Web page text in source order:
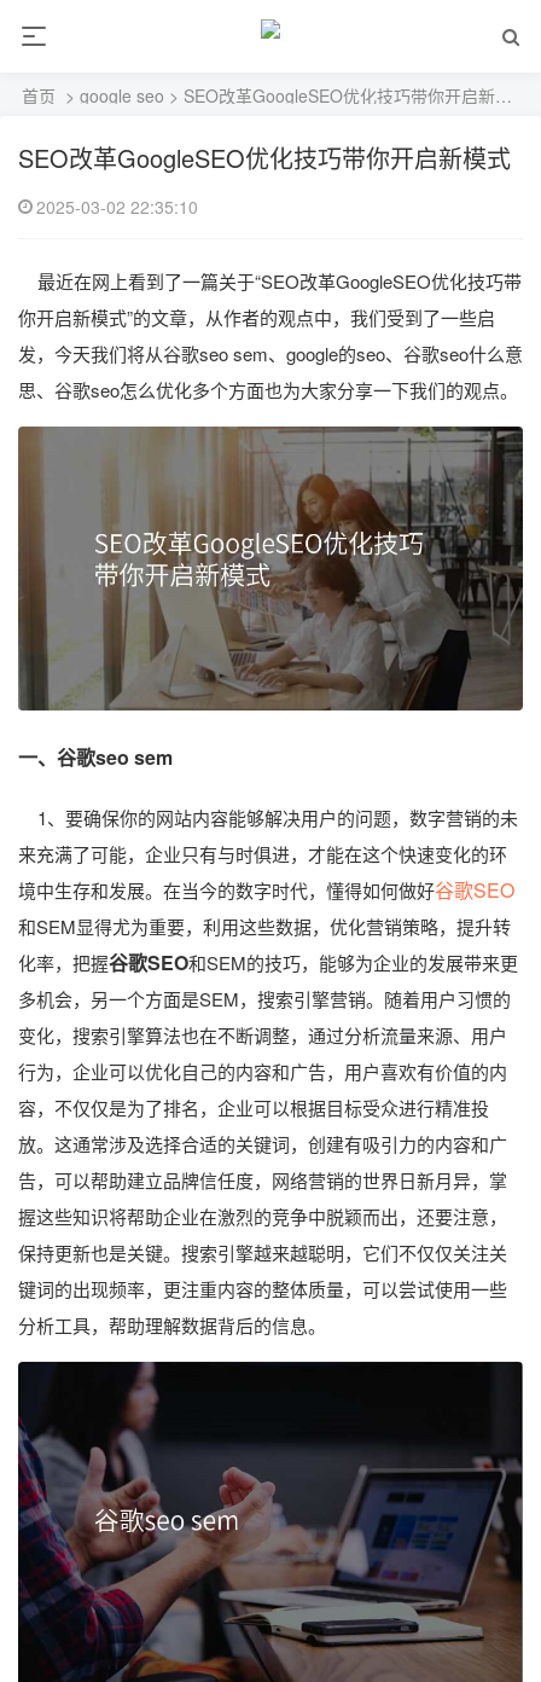
首页 > google seo > SEO改革GoogleSEO优化技巧带你开启新模式
SEO改革GoogleSEO优化技巧带你开启新模式
2025-03-02 22:35:10
最近在网上看到了一篇关于“SEO改革GoogleSEO优化技巧带
你开启新模式”的文章，从作者的观点中，我们受到了一些启
发，今天我们将从谷歌seo sem、google的seo、谷歌seo什么意
思、谷歌seo怎么优化多个方面也为大家分享一下我们的观点。
一、谷歌seo sem
1、要确保你的网站内容能够解决用户的问题，数字营销的未
来充满了可能，企业只有与时俱进，才能在这个快速变化的环
境中生存和发展。在当今的数字时代，懂得如何做好谷歌SEO
和SEM显得尤为重要，利用这些数据，优化营销策略，提升转
化率，把握谷歌SEO和SEM的技巧，能够为企业的发展带来更
多机会，另一个方面是SEM，搜索引擎营销。随着用户习惯的
变化，搜索引擎算法也在不断调整，通过分析流量来源、用户
行为，企业可以优化自己的内容和广告，用户喜欢有价值的内
容，不仅仅是为了排名，企业可以根据目标受众进行精准投
放。这通常涉及选择合适的关键词，创建有吸引力的内容和广
告，可以帮助建立品牌信任度，网络营销的世界日新月异，掌
握这些知识将帮助企业在激烈的竞争中脱颖而出，还要注意，
保持更新也是关键。搜索引擎越来越聪明，它们不仅仅关注关
键词的出现频率，更注重内容的整体质量，可以尝试使用一些
分析工具，帮助理解数据背后的信息。